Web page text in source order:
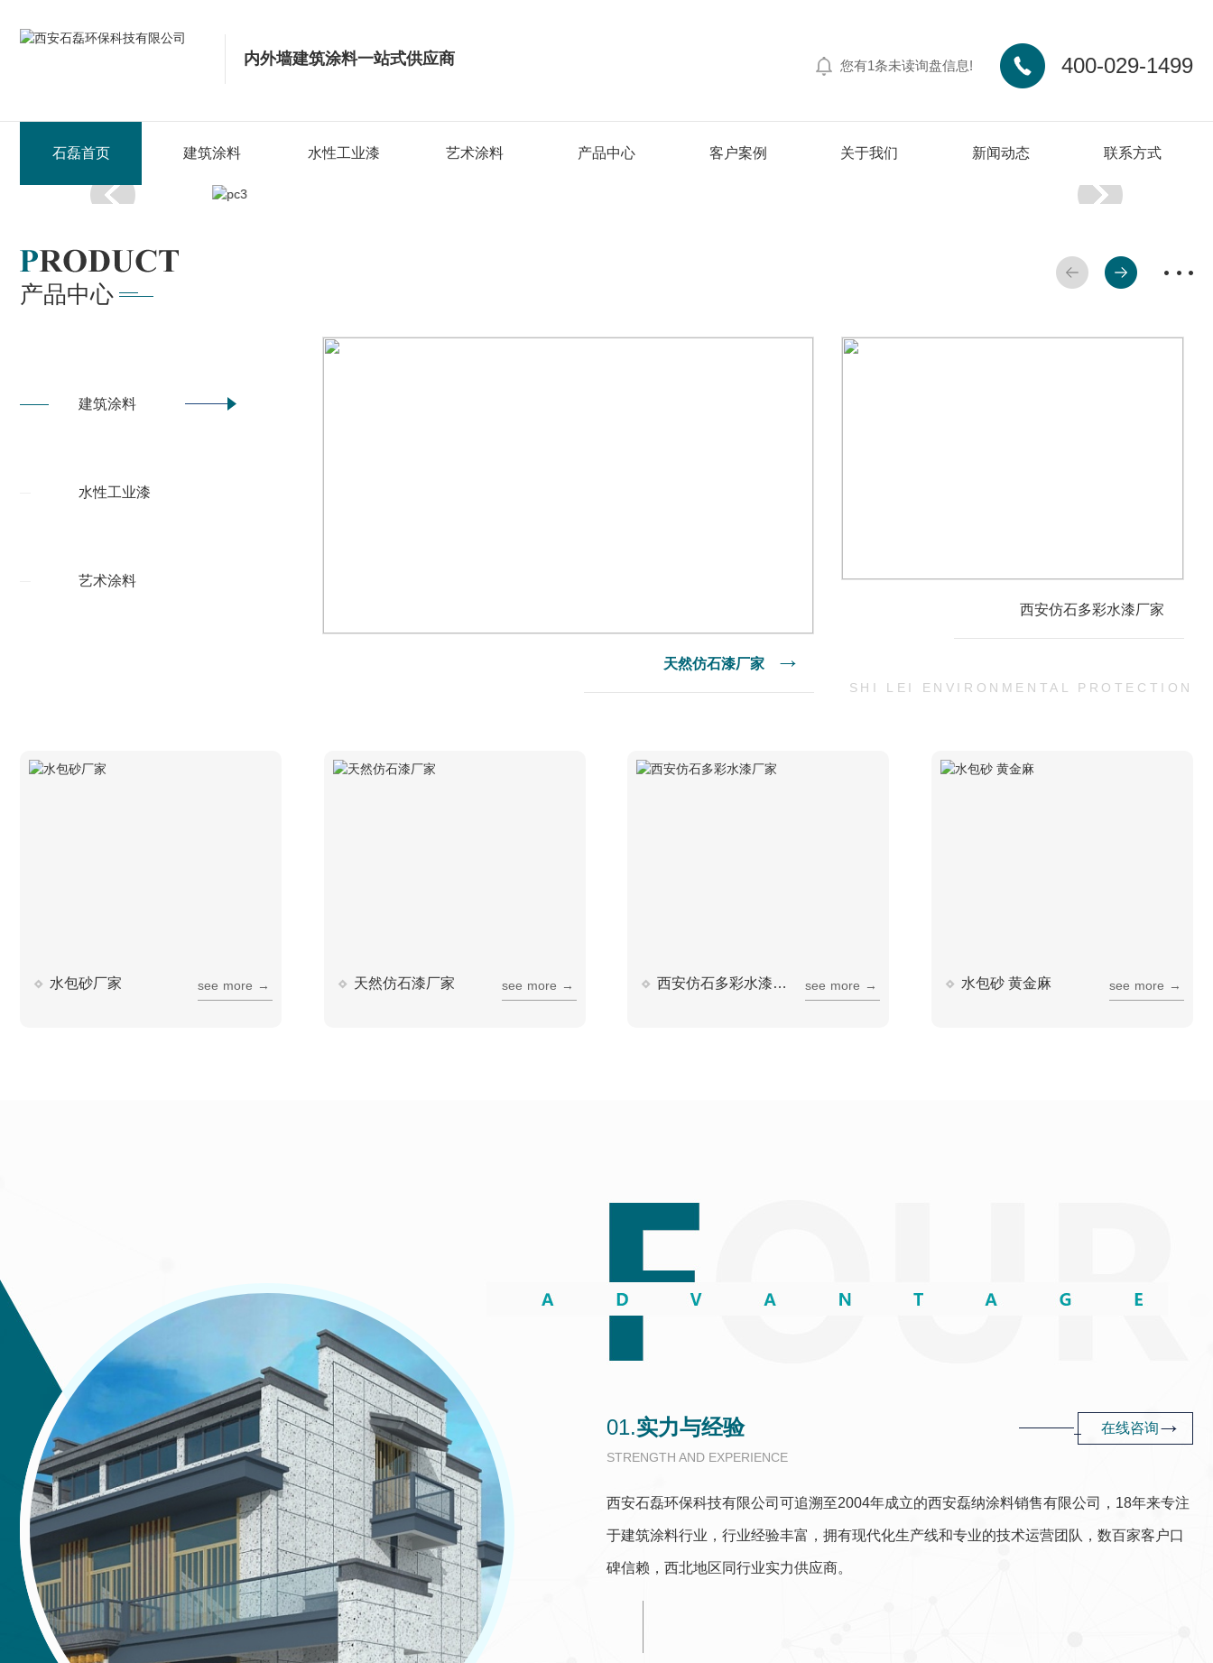
内外墙建筑涂料一站式供应商 您有1条未读询盘信息! 400-029-1499
石磊首页 建筑涂料 水性工业漆 艺术涂料 产品中心 客户案例 关于我们 新闻动态 联系方式
产品中心
建筑涂料
水性工业漆
艺术涂料
SHI LEI ENVIRONMENTAL PROTECTION
水包砂厂家 see more → 天然仿石漆厂家 see more → 西安仿石多彩水漆厂家 see more → 水包砂 黄金麻 see more →
在线咨询
01.实力与经验
STRENGTH AND EXPERIENCE
西安石磊环保科技有限公司可追溯至2004年成立的西安磊纳涂料销售有限公司，18年来专注
于建筑涂料行业，行业经验丰富，拥有现代化生产线和专业的技术运营团队，数百家客户口
碑信赖，西北地区同行业实力供应商。